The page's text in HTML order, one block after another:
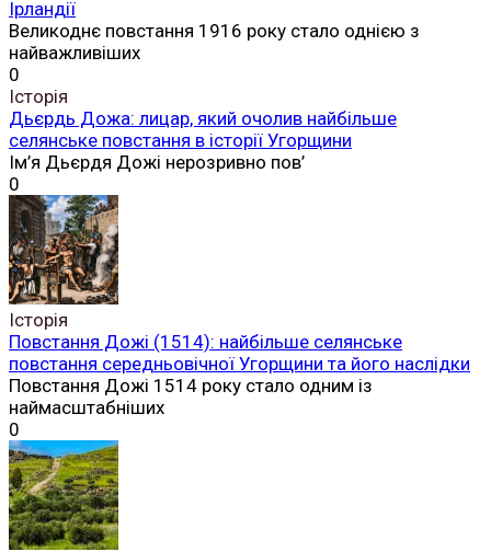
Ірландії
Великоднє повстання 1916 року стало однією з
найважливіших
0
Історія
Дьєрдь Дожа: лицар, який очолив найбільше
селянське повстання в історії Угорщини
Ім’я Дьєрдя Дожі нерозривно пов’
0
Історія
Повстання Дожі (1514): найбільше селянське
повстання середньовічної Угорщини та його наслідки
Повстання Дожі 1514 року стало одним із
наймасштабніших
0